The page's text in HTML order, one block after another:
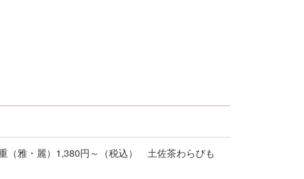
雅・麗）1,380円～（税込） 土佐茶わらびも